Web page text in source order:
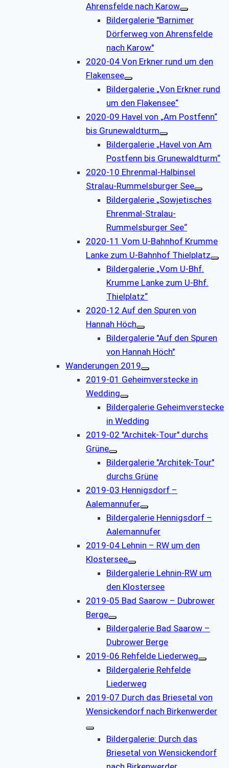
Ahrensfelde nach Karow
Bildergalerie "Barnimer
Dörferweg von Ahrensfelde
nach Karow"
2020-04 Von Erkner rund um den
Flakensee
Bildergalerie „Von Erkner rund
um den Flakensee“
2020-09 Havel von „Am Postfenn“
bis Grunewaldturm
Bildergalerie „Havel von Am
Postfenn bis Grunewaldturm“
2020-10 Ehrenmal-Halbinsel
Stralau-Rummelsburger See
Bildergalerie „Sowjetisches
Ehrenmal-Stralau-
Rummelsburger See“
2020-11 Vom U-Bahnhof Krumme
Lanke zum U-Bahnhof Thielplatz
Bildergalerie „Vom U-Bhf.
Krumme Lanke zum U-Bhf.
Thielplatz“
2020-12 Auf den Spuren von
Hannah Höch
Bildergalerie "Auf den Spuren
von Hannah Höch"
Wanderungen 2019
2019-01 Geheimverstecke in
Wedding
Bildergalerie Geheimverstecke
in Wedding
2019-02 "Architek-Tour" durchs
Grüne
Bildergalerie "Architek-Tour"
durchs Grüne
2019-03 Hennigsdorf –
Aalemannufer
Bildergalerie Hennigsdorf –
Aalemannufer
2019-04 Lehnin – RW um den
Klostersee
Bildergalerie Lehnin-RW um
den Klostersee
2019-05 Bad Saarow – Dubrower
Berge
Bildergalerie Bad Saarow –
Dubrower Berge
2019-06 Rehfelde Liederweg
Bildergalerie Rehfelde
Liederweg
2019-07 Durch das Briesetal von
Wensickendorf nach Birkenwerder
Bildergalerie: Durch das
Briesetal von Wensickendorf